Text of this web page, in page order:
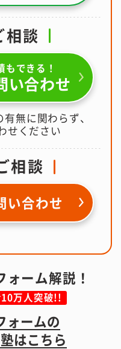
談
できる！
い合わせ
無に関わらず、
せください
相談
い合わせ
ーム解説！
万人突破!!
ォームの
はこちら